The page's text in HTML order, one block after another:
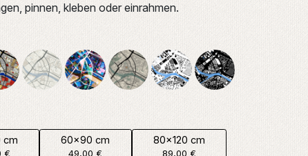
pinnen, kleben oder einrahmen.
cm
€
60x90 cm
49,00 €
80x120 cm
89,00 €